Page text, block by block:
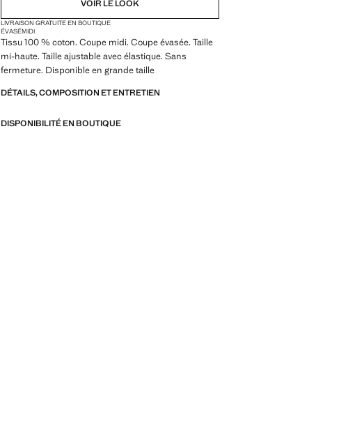
VOIR LE LOOK
LIVRAISON GRATUITE EN BOUTIQUE
ÉVASÉMIDI
Tissu 100 % coton. Coupe midi. Coupe évasée. Taille
mi-haute. Taille ajustable avec élastique. Sans
fermeture. Disponible en grande taille
DÉTAILS, COMPOSITION ET ENTRETIEN
DISPONIBILITÉ EN BOUTIQUE